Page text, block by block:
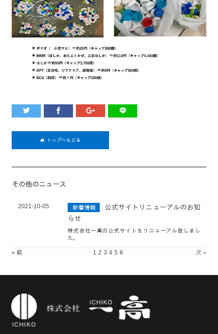
トップへもどる
その他のニュース
2021-10-05 新着情報
公式サイトリニューアルのお知
らせ
株式会社一高の公式サイトをリニューアル致しまし
た。
« 前 1 2 3 4 5 6 次 »